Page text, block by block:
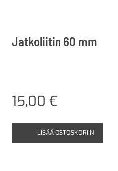
Jatkoliitin 60 mm
15,00 €
LISÄÄ OSTOSKORIIN